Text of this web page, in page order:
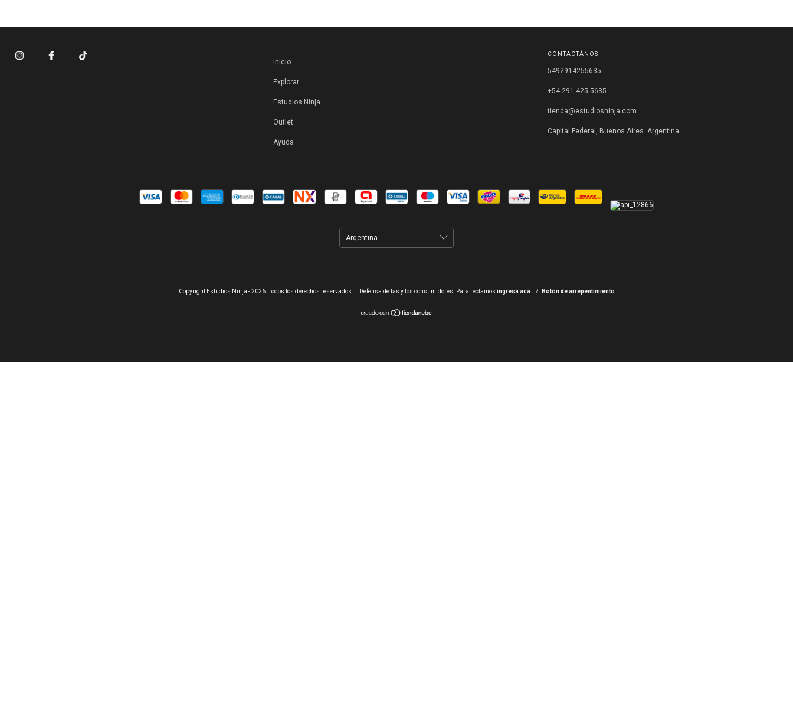
Inicio
Explorar
Estudios Ninja
Outlet
Ayuda
CONTACTÁNOS
5492914255635
+54 291 425 5635
tienda@estudiosninja.com
Capital Federal, Buenos Aires. Argentina.
Copyright Estudios Ninja - 2026. Todos los derechos reservados. Defensa de las y los consumidores. Para reclamos ingresá acá. / Botón de arrepentimiento